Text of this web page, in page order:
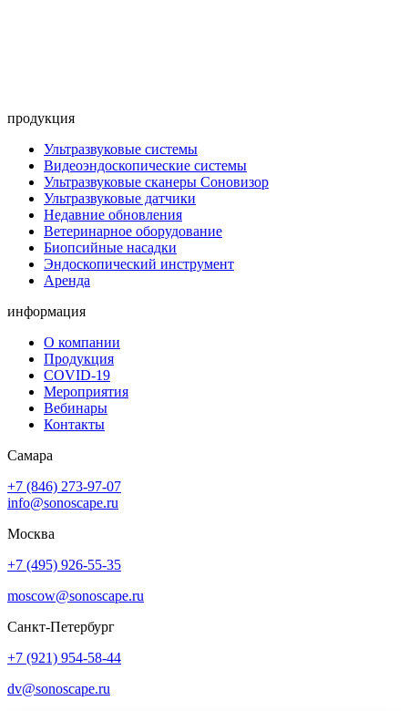
продукция
Ультразвуковые системы
Видеоэндоскопические системы
Ультразвуковые сканеры Соновизор
Ультразвуковые датчики
Недавние обновления
Ветеринарное оборудование
Биопсийные насадки
Эндоскопический инструмент
Аренда
информация
О компании
Продукция
COVID-19
Мероприятия
Вебинары
Контакты
Самара
+7 (846) 273-97-07
info@sonoscape.ru
Москва
+7 (495) 926-55-35
moscow@sonoscape.ru
Санкт-Петербург
+7 (921) 954-58-44
dv@sonoscape.ru